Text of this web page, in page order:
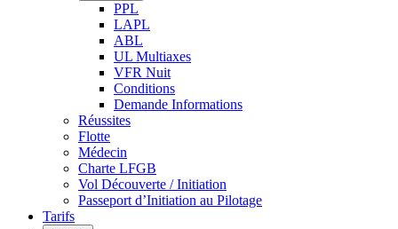
PPL
LAPL
ABL
UL Multiaxes
VFR Nuit
Conditions
Demande Informations
Réussites
Flotte
Médecin
Charte LFGB
Vol Découverte / Initiation
Passeport d’Initiation au Pilotage
Tarifs